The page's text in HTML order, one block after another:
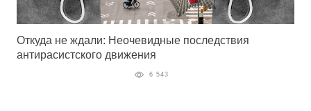
Откуда не ждали: Неочевидные последствия
антирасистского движения
6 543